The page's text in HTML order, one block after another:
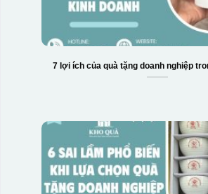
7 lợi ích của quà tặng doanh nghiệp